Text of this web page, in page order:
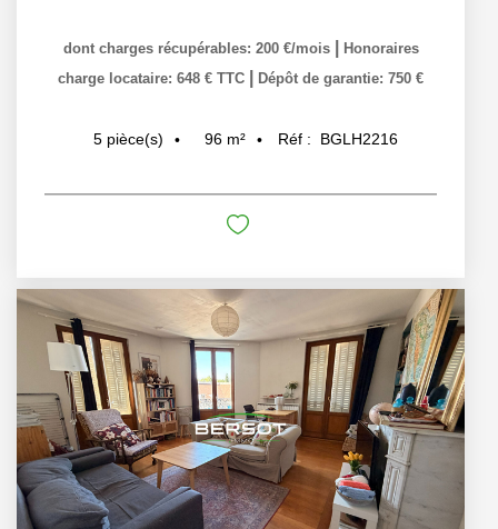
dont charges récupérables: 200 €/mois
Honoraires
charge locataire: 648 € TTC
Dépôt de garantie: 750 €
5 pièce(s) 96 m² Réf : BGLH2216